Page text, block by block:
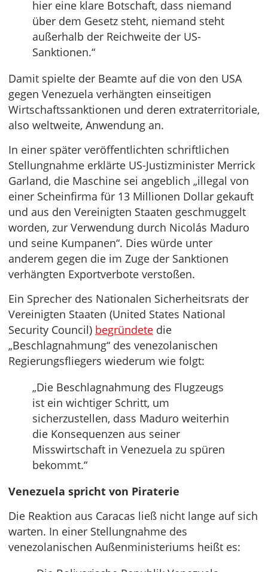
hier eine klare Botschaft, dass niemand
über dem Gesetz steht, niemand steht
außerhalb der Reichweite der US-
Sanktionen.“
Damit spielte der Beamte auf die von den USA
gegen Venezuela verhängten einseitigen
Wirtschaftssanktionen und deren extraterritoriale,
also weltweite, Anwendung an.
In einer später veröffentlichten schriftlichen
Stellungnahme erklärte US-Justizminister Merrick
Garland, die Maschine sei angeblich „illegal von
einer Scheinfirma für 13 Millionen Dollar gekauft
und aus den Vereinigten Staaten geschmuggelt
worden, zur Verwendung durch Nicolás Maduro
und seine Kumpanen“. Dies würde unter
anderem gegen die im Zuge der Sanktionen
verhängten Exportverbote verstoßen.
Ein Sprecher des Nationalen Sicherheitsrats der
Vereinigten Staaten (United States National
Security Council) begründete die
„Beschlagnahmung“ des venezolanischen
Regierungsfliegers wiederum wie folgt:
„Die Beschlagnahmung des Flugzeugs
ist ein wichtiger Schritt, um
sicherzustellen, dass Maduro weiterhin
die Konsequenzen aus seiner
Misswirtschaft in Venezuela zu spüren
bekommt.“
Venezuela spricht von Piraterie
Die Reaktion aus Caracas ließ nicht lange auf sich
warten. In einer Stellungnahme des
venezolanischen Außenministeriums heißt es: